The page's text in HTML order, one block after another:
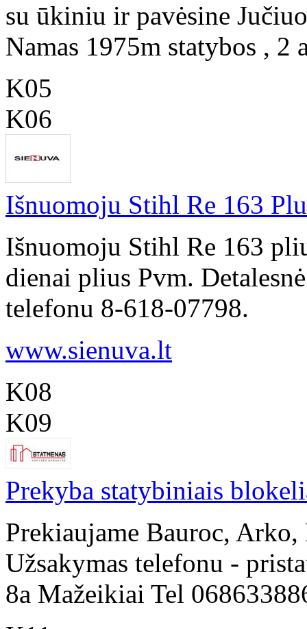
su ūkiniu ir pavėsine
Namas 1975m statybos , 2
K05
K06
Išnuomoju Stihl Re 163
Išnuomoju Stihl Re 163
dienai plius Pvm.
telefonu 8-618-07798.
www.sienuva.lt
K08
K09
Prekyba statybiniais
Prekiaujame Bauroc,
Užsakymas telefonu -
8a Mažeikiai Tel